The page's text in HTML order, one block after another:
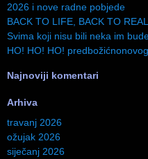
2026 i nove radne pobjede
BACK TO LIFE, BACK TO
Svima koji nisu bili neka im
HO! HO! HO!
Najnoviji komentari
Arhiva
travanj 2026
ožujak 2026
siječanj 2026